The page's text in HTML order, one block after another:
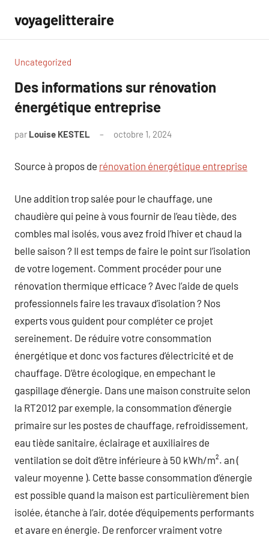
contenu
voyagelitteraire
Uncategorized
Des informations sur rénovation
énergétique entreprise
par Louise KESTEL octobre 1, 2024
Source à propos de rénovation énergétique entreprise
Une addition trop salée pour le chauffage, une
chaudière qui peine à vous fournir de l’eau tiède, des
combles mal isolés, vous avez froid l’hiver et chaud la
belle saison ? Il est temps de faire le point sur l’isolation
de votre logement. Comment procéder pour une
rénovation thermique efficace ? Avec l’aide de quels
professionnels faire les travaux d’isolation ? Nos
experts vous guident pour compléter ce projet
sereinement. De réduire votre consommation
énergétique et donc vos factures d’électricité et de
chauffage. D’être écologique, en empechant le
gaspillage d’énergie. Dans une maison construite selon
la RT2012 par exemple, la consommation d’énergie
primaire sur les postes de chauffage, refroidissement,
eau tiède sanitaire, éclairage et auxiliaires de
ventilation se doit d’être inférieure à 50 kWh/m². an (
valeur moyenne ). Cette basse consommation d’énergie
est possible quand la maison est particulièrement bien
isolée, étanche à l’air, dotée d’équipements performants
et avare en énergie. De renforcer vraiment votre